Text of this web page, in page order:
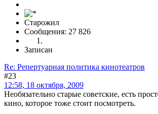
Старожил
Сообщения: 27 826
Записан
Re: Репертуарная политика кинотеатров
#23
12:58, 18 октября, 2009
Необязательно старые советские, есть
кино, которое тоже стоит посмотреть.